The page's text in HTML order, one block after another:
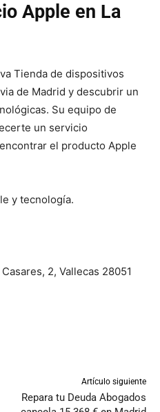
Apple en La
Tienda de dispositivos
de Madrid y descubrir un
Su equipo de
un servicio
el producto Apple
y tecnología.
2, Vallecas 28051
Artículo siguiente
Repara tu Deuda Abogados